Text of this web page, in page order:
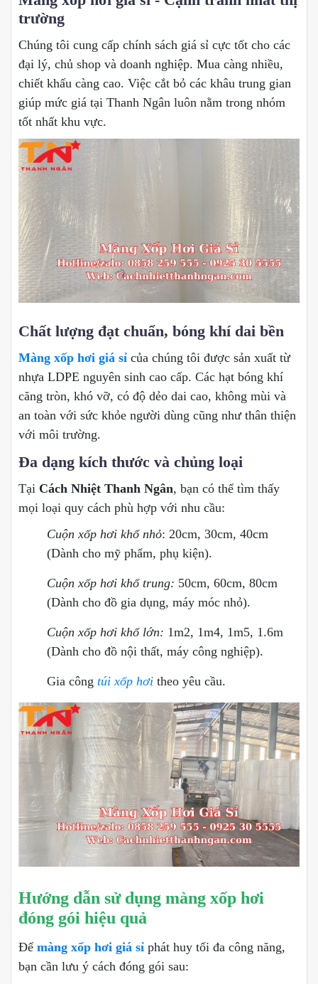
trường
Chúng tôi cung cấp chính sách giá sỉ cực tốt cho các
đại lý, chủ shop và doanh nghiệp. Mua càng nhiều,
chiết khấu càng cao. Việc cắt bỏ các khâu trung gian
giúp mức giá tại Thanh Ngân luôn nằm trong nhóm
tốt nhất khu vực.
Chất lượng đạt chuẩn, bóng khí dai bền
Màng xốp hơi giá sỉ của chúng tôi được sản xuất từ
nhựa LDPE nguyên sinh cao cấp. Các hạt bóng khí
căng tròn, khó vỡ, có độ dẻo dai cao, không mùi và
an toàn với sức khỏe người dùng cũng như thân thiện
với môi trường.
Đa dạng kích thước và chủng loại
Tại Cách Nhiệt Thanh Ngân, bạn có thể tìm thấy
mọi loại quy cách phù hợp với nhu cầu:
Cuộn xốp hơi khổ nhỏ: 20cm, 30cm, 40cm
(Dành cho mỹ phẩm, phụ kiện).
Cuộn xốp hơi khổ trung: 50cm, 60cm, 80cm
(Dành cho đồ gia dụng, máy móc nhỏ).
Cuộn xốp hơi khổ lớn: 1m2, 1m4, 1m5, 1.6m
(Dành cho đồ nội thất, máy công nghiệp).
Gia công túi xốp hơi theo yêu cầu.
Hướng dẫn sử dụng màng xốp hơi
đóng gói hiệu quả
Để màng xốp hơi giá sỉ phát huy tối đa công năng,
bạn cần lưu ý cách đóng gói sau: